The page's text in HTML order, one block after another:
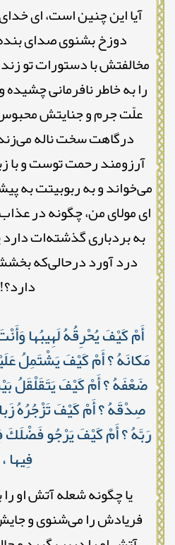
آیا این چنین است، ای
دوزخ بشنوی صدای
مخالفتش با دستورات تو
را به خاطر نافرمانی
علّت جرم و جنایتش
درگاهت سخت ناله
آرزومند رحمت توست و با
می‌خواند و به ربوبیتت به
ای مولای من، چگونه در
به بردباری گذشته‌ات دارد
درد آورد درحالی‌که
دارد؟!
أَمْ كَيْفَ يُحْرِقُهُ لَهِيبُها
مَكانَهُ ؟ أَمْ كَيْفَ يَشْتَمِلُ
ضَعْفَهُ ؟ أَمْ كَيْفَ يَتَقَلْقَلُ
صِدْقَهُ ؟ أَمْ كَيْفَ تَزْجُرُهُ
رَبَّهُ ؟ أَمْ كَيْفَ يَرْجُو فَضْلَكَ
فِيها ،
یا چگونه شعله آتش او
فریادش را می‌شنوی و